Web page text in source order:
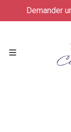
Demander